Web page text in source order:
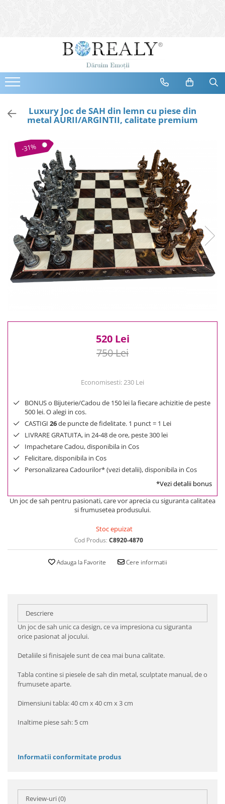
Bijuterii
Cercei
Bratari
Coliere
Seturi
Tiare
Destinatari
Bijuterii Femei
Bijuterii Copii
Bijuterii Mirese
Selectii
Reduceri
Cele mai noi
Cele mai vandute
Cele mai votate
Cu video
100 Lei - 200 Lei
Luxury Joc de SAH din lemn cu piese din
metal AURII/ARGINTII, calitate premium
-31%
520 Lei
750 Lei
Economisesti:230 Lei
BONUS o Bijuterie/Cadou de 150 lei la fiecare achizitie de peste
500 lei. O alegi in cos.
CASTIGI 26de puncte de fidelitate. 1 punct = 1 Lei
LIVRARE GRATUITA, in 24-48 de ore, peste 300 lei
Impachetare Cadou, disponibila in Cos
Felicitare, disponibila in Cos
Personalizarea Cadourilor* (vezi detalii), disponibila in Cos
*Vezi detalii bonus
Un joc de sah pentru pasionati, care vor aprecia cu siguranta calitatea
si frumusetea produsului.
Stoc epuizat
Cod Produs: C8920-4870
Adauga la Favorite Cere informatii
Descriere
Un joc de sah unic ca design, ce va impresiona cu siguranta
orice pasionat al jocului.
Detaliile si finisajele sunt de cea mai buna calitate.
Tabla contine si piesele de sah din metal, sculptate manual, de o
frumusete aparte.
Dimensiuni tabla: 40 cm x 40 cm x 3 cm
Inaltime piese sah: 5 cm
Informatii conformitate produs
Review-uri(0)